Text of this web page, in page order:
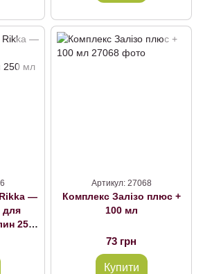
—
для
250
Артикул: 27068
Комплекс Залізо плюс +
100 мл
73 грн
Купити